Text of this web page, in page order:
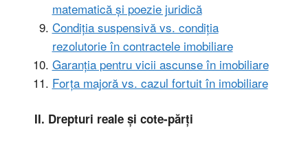
matematică și poezie juridică
Condiția suspensivă vs. condiția
rezolutorie în contractele imobiliare
Garanția pentru vicii ascunse în imobiliare
Forța majoră vs. cazul fortuit în imobiliare
II. Drepturi reale și cote-părți